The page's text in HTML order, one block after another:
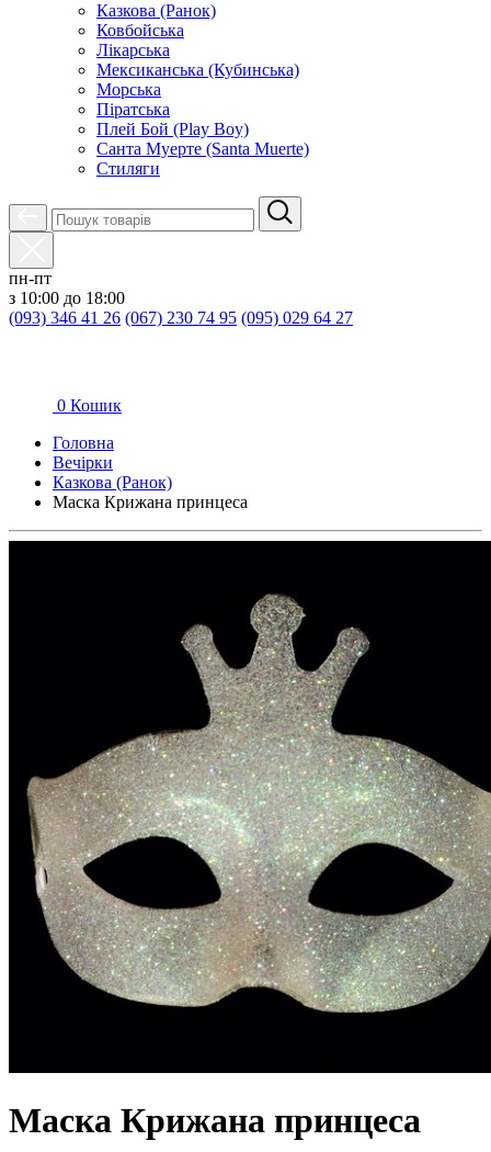
Казкова (Ранок)
Ковбойська
Лікарська
Мексиканська (Кубинська)
Морська
Піратська
Плей Бой (Play Boy)
Санта Муерте (Santa Muerte)
Стиляги
пн-пт
з 10:00 до 18:00
(093) 346 41 26 (067) 230 74 95 (095) 029 64 27
0 Кошик
Головна
Вечірки
Казкова (Ранок)
Маска Крижана принцеса
Маска Крижана принцеса